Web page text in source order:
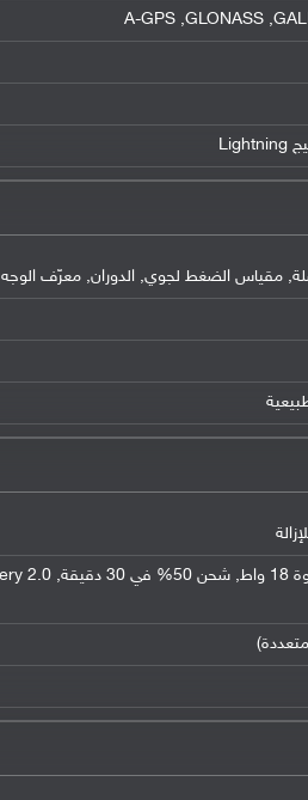
مقياس الضغط لجوي, الدوران, معرّف الوجه